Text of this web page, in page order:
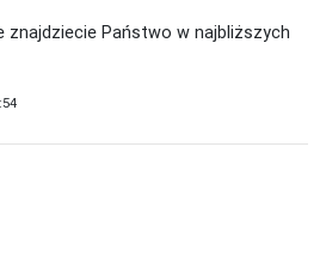
znajdziecie Państwo w najbliższych